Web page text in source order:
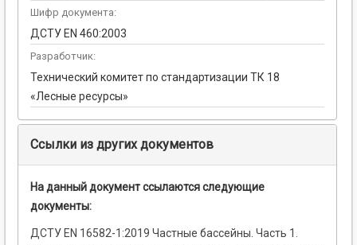
Шифр документа:
ДСТУ EN 460:2003
Разработчик:
Технический комитет по стандартизации ТК 18
«Лесные ресурсы»
Ссылки из других документов
На данный документ ссылаются следующие
документы:
ДСТУ EN 16582-1:2019 Частные бассейны. Часть 1.